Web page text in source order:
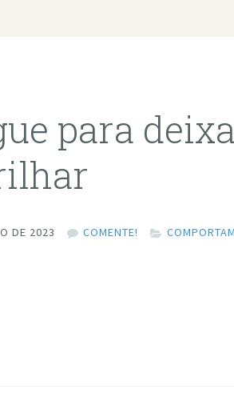
para
DE 2023 COMENTE!